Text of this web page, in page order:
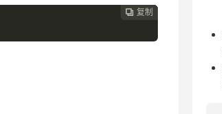
 复制
 复制
 复制